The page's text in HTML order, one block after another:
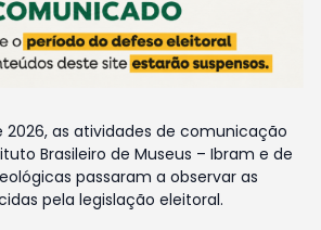
2026, as atividades de comunicação
Brasileiro de Museus – Ibram e de
passaram a observar as
pela legislação eleitoral.